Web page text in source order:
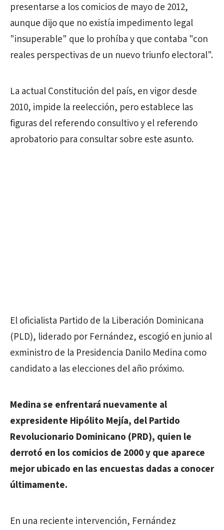
presentarse a los comicios de mayo de 2012,
aunque dijo que no existía impedimento legal
"insuperable" que lo prohíba y que contaba "con
reales perspectivas de un nuevo triunfo electoral".
La actual Constitución del país, en vigor desde
2010, impide la reelección, pero establece las
figuras del referendo consultivo y el referendo
aprobatorio para consultar sobre este asunto.
El oficialista Partido de la Liberación Dominicana
(PLD), liderado por Fernández, escogió en junio al
exministro de la Presidencia Danilo Medina como
candidato a las elecciones del año próximo.
Medina se enfrentará nuevamente al
expresidente Hipólito Mejía, del Partido
Revolucionario Dominicano (PRD), quien le
derrotó en los comicios de 2000 y que aparece
mejor ubicado en las encuestas dadas a conocer
últimamente.
En una reciente intervención, Fernández